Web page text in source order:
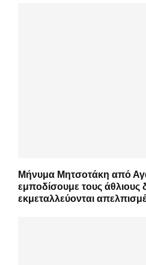
Μήνυμα Μητσοτάκη από
εμποδίσουμε τους άθλιους
εκμεταλλεύονται